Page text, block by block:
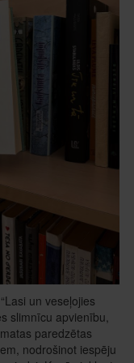
un veseļojies
slimnīcu apvienību,
paredzētas
nodrošinot iespēju